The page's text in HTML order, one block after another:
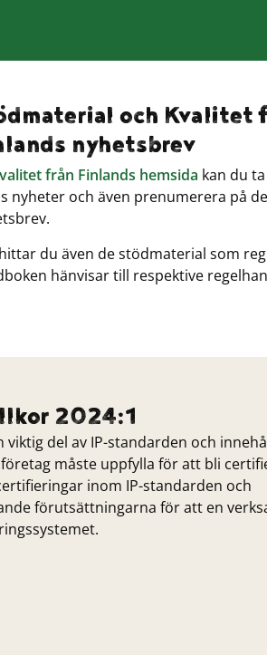
och Kvalitet
nyhetsbrev
från Finlands hemsida kan du
nyheter och även prenumerera på
du även de stödmaterial som
hänvisar till respektive
2024:1
viktig del av IP-standarden och
måste uppfylla för att bli
inom IP-standarden och
förutsättningarna för att en